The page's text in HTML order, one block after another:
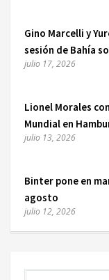
Gino Marcelli y
sesión de Bahía
julio 17, 2026
Lionel Morales
Mundial en
julio 13, 2026
Binter pone en
agosto
julio 12, 2026